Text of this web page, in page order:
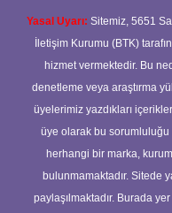
Yasal Uyarı: Sitemiz, 5651
İletişim Kurumu (BTK)
hizmet vermektedir. Bu
denetleme veya araştırma
üyelerimiz yazdıkları
üye olarak bu sorumluluğu
herhangi bir marka,
bulunmamaktadır. Sitede
paylaşılmaktadır. Burada